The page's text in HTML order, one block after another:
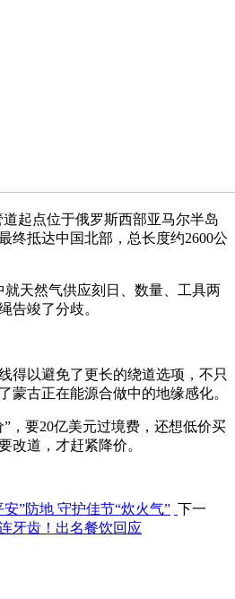
起点位于俄罗斯西部亚马尔半岛
终抵达中国北部，总长度约2600公
天然气供应刻日、数量、工具两
告竣了分歧。
以避免了更长的绕道选项，不只
蒙古正在能源合做中的地缘感化。
要20亿美元过境费，还想低价买
改道，才赶紧降价。
”防地 守护佳节“炊火气” 下一
牙齿！出名餐饮回应